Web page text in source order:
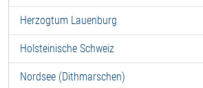
Herzogtum Lauenburg
Holsteinische Schweiz
Nordsee (Dithmarschen)